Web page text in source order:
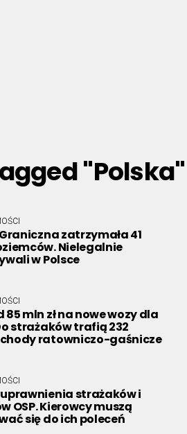
"Polska"
zatrzymała 41
Nielegalnie
w Polsce
85 mln zł na nowe wozy dla
strażaków trafią 232
ratowniczo-gaśnicze
uprawnienia strażaków i
OSP. Kierowcy muszą
się do ich poleceń